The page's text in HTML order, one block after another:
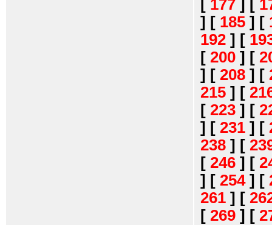
[ 177 ] [
] [ 185 ] [
192 ] [
[ 200 ] [
] [ 208 ] [
215 ] [
[ 223 ] [
] [ 231 ] [
238 ] [
[ 246 ] [
] [ 254] [
261 ] [
[ 269 ] [